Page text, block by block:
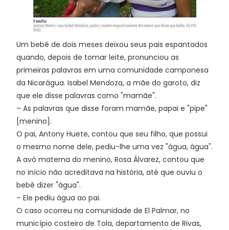
Um bebê de dois meses deixou seus pais espantados
quando, depois de tomar leite, pronunciou as
primeiras palavras em uma comunidade camponesa
da Nicarágua. Isabel Mendoza, a mãe do garoto, diz
que ele disse palavras como "mamãe".
– As palavras que disse foram mamãe, papai e "pipe"
[menino].
O pai, Antony Huete, contou que seu filho, que possui
o mesmo nome dele, pediu-lhe uma vez "água, água".
A avó materna do menino, Rosa Álvarez, contou que
no início não acreditava na história, até que ouviu o
bebê dizer "água".
– Ele pediu água ao pai.
O caso ocorreu na comunidade de El Palmar, no
município costeiro de Tola, departamento de Rivas,